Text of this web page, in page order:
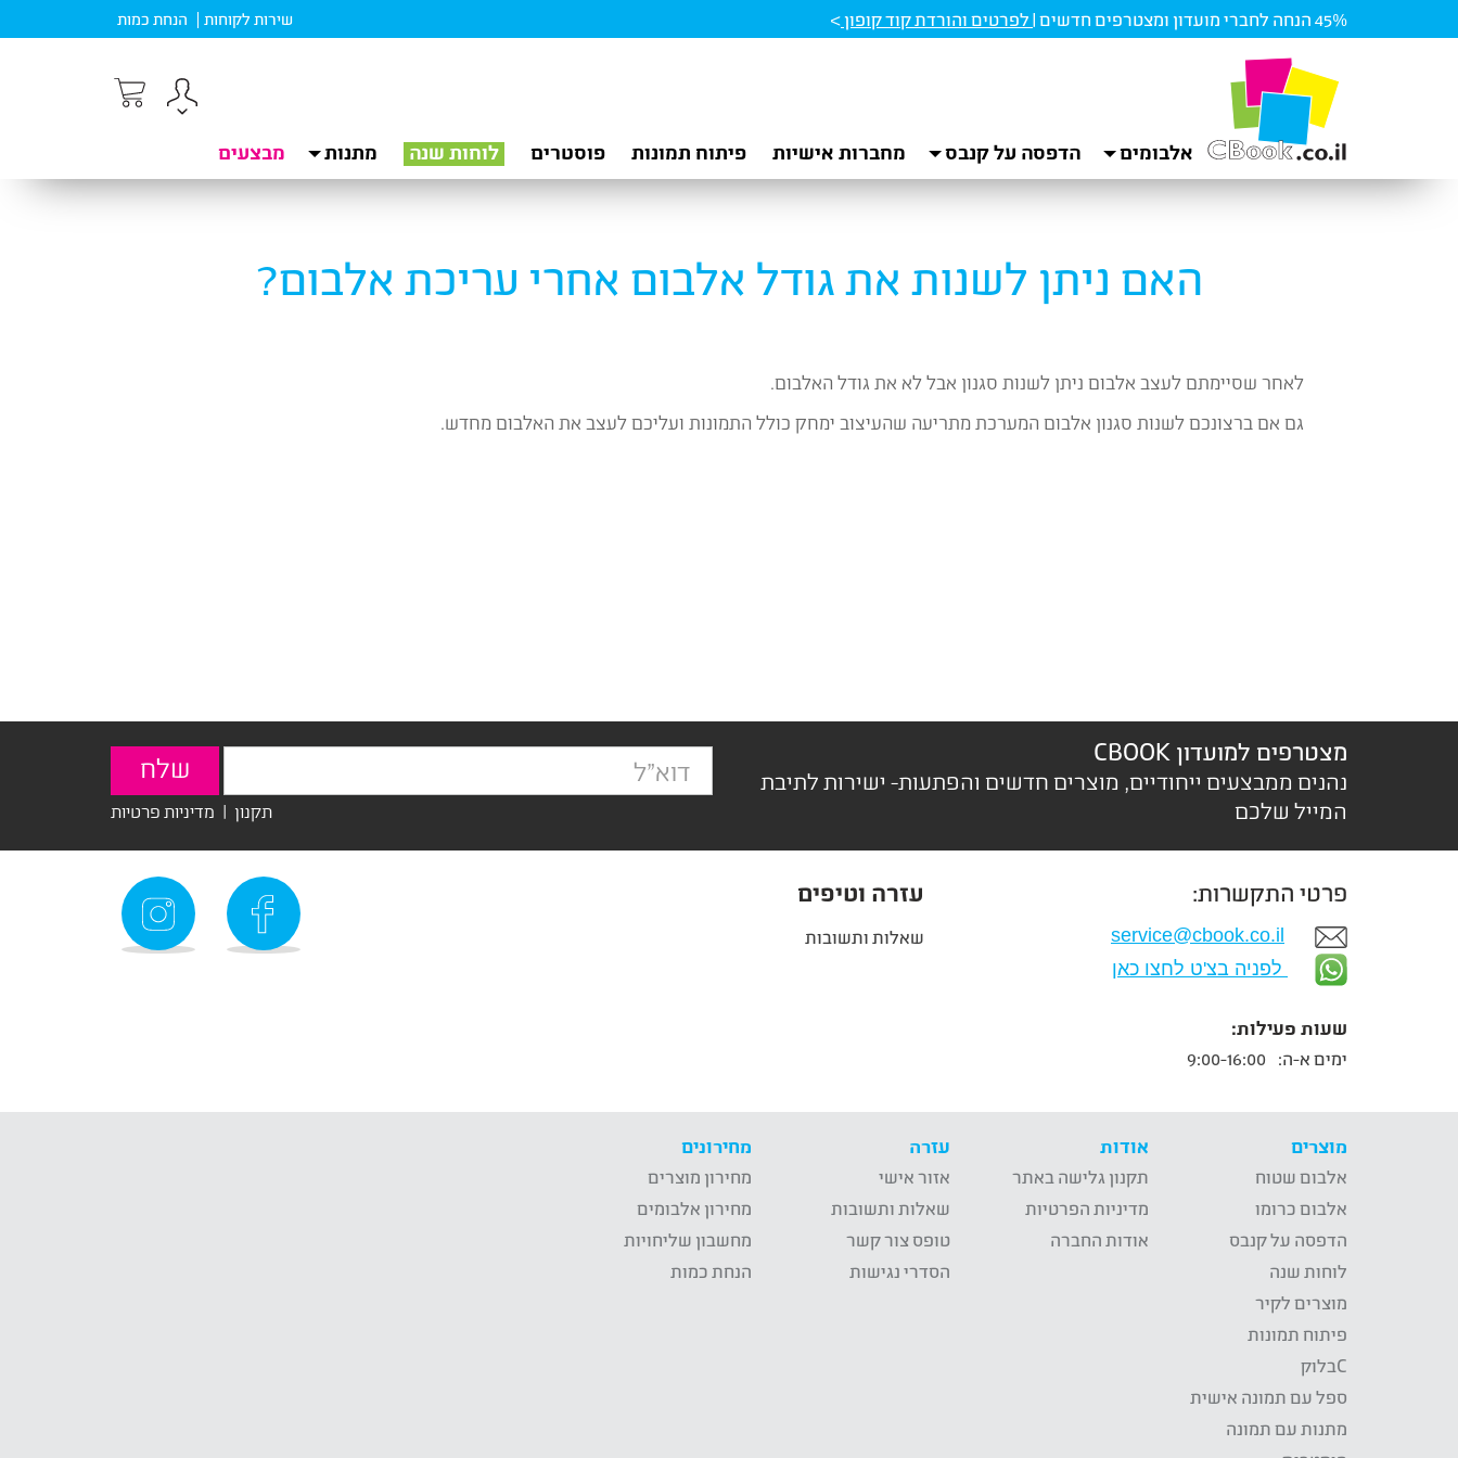
45% הנחה לחברי מועדון ומצטרפים חדשים | לפרטים והורדת קוד קופון> שירות לקוחות הנחת כמות
אלבומים הדפסה על קנבס מחברות אישיות פיתוח תמונות פוסטרים לוחות שנה מתנות מבצעים
האם ניתן לשנות את גודל אלבום אחרי עריכת אלבום?
לאחר שסיימתם לעצב אלבום ניתן לשנות סגנון אבל לא את גודל האלבום.
גם אם ברצונכם לשנות סגנון אלבום המערכת מתריעה שהעיצוב ימחק כולל התמונות ועליכם לעצב את האלבום מחדש.
מצטרפים למועדון CBOOK
נהנים ממבצעים ייחודיים, מוצרים חדשים והפתעות- ישירות לתיבת
המייל שלכם
תקנון | מדיניות פרטיות
פרטי התקשרות:
service@cbook.co.il
לפניה בצ'ט לחצו כאן
שעות פעילות:
ימים א-ה:
עזרה וטיפים
שאלות ותשובות
מוצרים
אלבום שטוח
אלבום כרומו
הדפסה על קנבס
לוחות שנה
מוצרים לקיר
פיתוח תמונות
Cבלוק
ספל עם תמונה אישית
מתנות עם תמונה
אודות
תקנון גלישה באתר
מדיניות הפרטיות
אודות החברה
עזרה
אזור אישי
שאלות ותשובות
טופס צור קשר
הסדרי נגישות
מחירונים
מחירון מוצרים
מחירון אלבומים
מחשבון שליחויות
הנחת כמות